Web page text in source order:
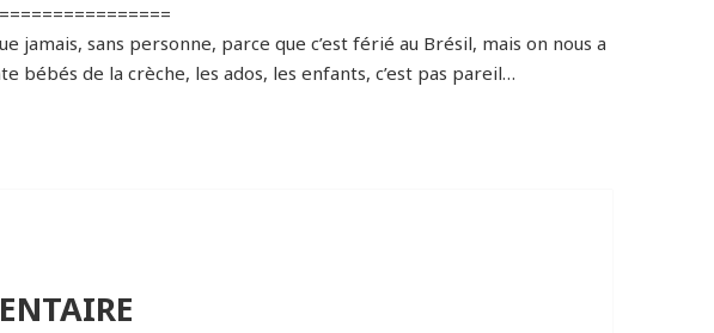
jamais, sans personne, parce que c’est férié au Brésil, mais on nous a
bébés de la crèche, les ados, les enfants, c’est pas pareil…